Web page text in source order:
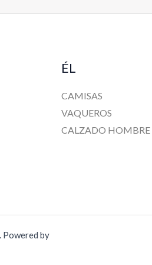
ÉL
CAMISAS
VAQUEROS
CALZADO HOMBRE
Powered by